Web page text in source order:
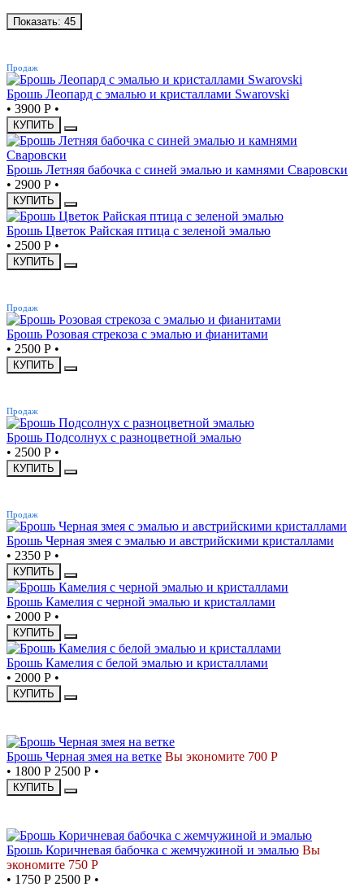
Показать: 45
Продаж
Брошь Леопард с эмалью и кристаллами Swarovski
• 3900 Р •
КУПИТЬ
Брошь Летняя бабочка с синей эмалью и камнями Сваровски
• 2900 Р •
КУПИТЬ
Брошь Цветок Райская птица с зеленой эмалью
• 2500 Р •
КУПИТЬ
Продаж
Брошь Розовая стрекоза с эмалью и фианитами
• 2500 Р •
КУПИТЬ
Продаж
Брошь Подсолнух с разноцветной эмалью
• 2500 Р •
КУПИТЬ
Продаж
Брошь Черная змея с эмалью и австрийскими кристаллами
• 2350 Р •
КУПИТЬ
Брошь Камелия с черной эмалью и кристаллами
• 2000 Р •
КУПИТЬ
Брошь Камелия с белой эмалью и кристаллами
• 2000 Р •
КУПИТЬ
Брошь Черная змея на ветке Вы экономите 700 Р
• 1800 Р 2500 Р •
КУПИТЬ
Брошь Коричневая бабочка с жемчужиной и эмалью Вы
экономите 750 Р
• 1750 Р 2500 Р •